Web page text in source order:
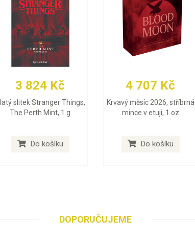
3 824 Kč
slitek Stranger Things,
The Perth Mint, 1 g
Do košíku
4 707 Kč
Krvavý měsíc 2026, stříbrná
mince v etuji, 1 oz
Do košíku
DOPORUČUJEME